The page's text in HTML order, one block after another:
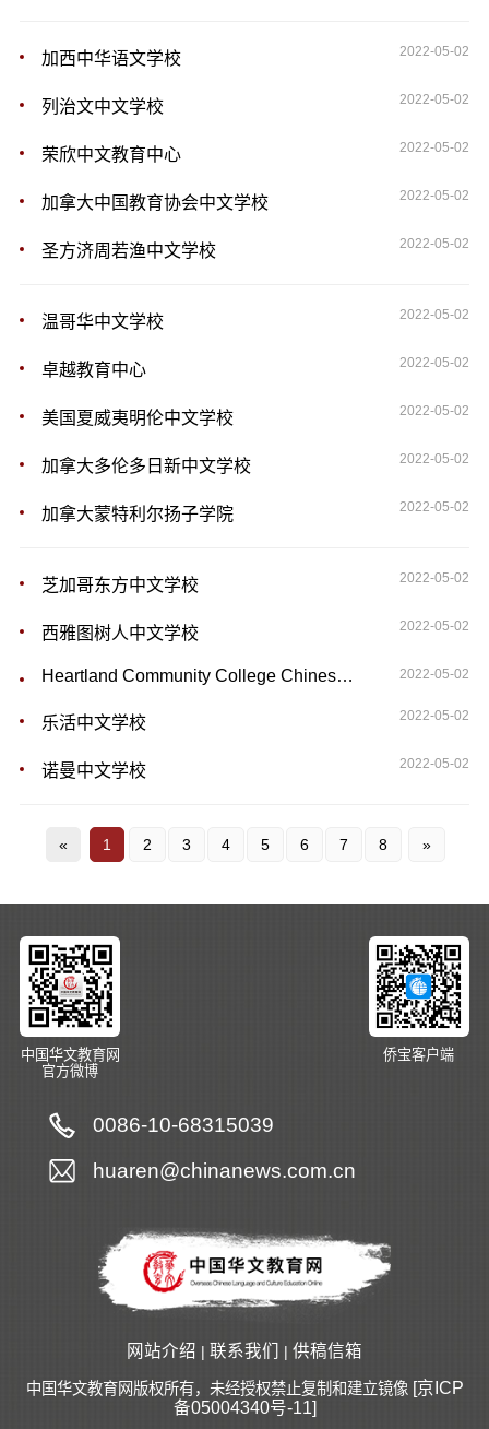
加西中华语文学校 2022-05-02
列治文中文学校 2022-05-02
荣欣中文教育中心 2022-05-02
加拿大中国教育协会中文学校 2022-05-02
圣方济周若渔中文学校 2022-05-02
温哥华中文学校 2022-05-02
卓越教育中心 2022-05-02
美国夏威夷明伦中文学校 2022-05-02
加拿大多伦多日新中文学校 2022-05-02
加拿大蒙特利尔扬子学院 2022-05-02
芝加哥东方中文学校 2022-05-02
西雅图树人中文学校 2022-05-02
Heartland Community College Chinese School 2022-05-02
乐活中文学校 2022-05-02
诺曼中文学校 2022-05-02
« 1 2 3 4 5 6 7 8 »
中国华文教育网
官方微博
侨宝客户端
0086-10-68315039
huaren@chinanews.com.cn
网站介绍 | 联系我们 | 供稿信箱
中国华文教育网版权所有，未经授权禁止复制和建立镜像 [京ICP
备05004340号-11]